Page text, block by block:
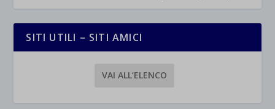
SITI UTILI – SITI AMICI
VAI ALL’ELENCO